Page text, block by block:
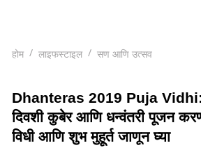
होम लाइफस्टाइल सण आणि उत्सव
Dhanteras 2019 Puja Vidhi:
दिवशी कुबेर आणि धन्वंतरी पूजन
विधी आणि शुभ मुहूर्त जाणून घ्या